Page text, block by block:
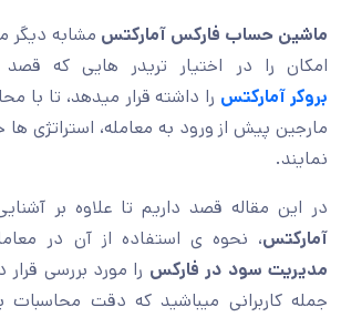
ماشین حساب فارکس آمارکتس مشابه دیگر
امکان را در اختیار تریدر هایی که قصد
بروکر آمارکتس را داشته قرار میدهد، تا با
مارجین پیش از ورود به معامله، استراتژی ها
نمایند.
در این مقاله قصد داریم تا علاوه بر
آمارکتس، نحوه ی استفاده از آن در
مدیریت سود در فارکس را مورد بررسی
جمله کاربرانی میباشید که دقت محاسبات